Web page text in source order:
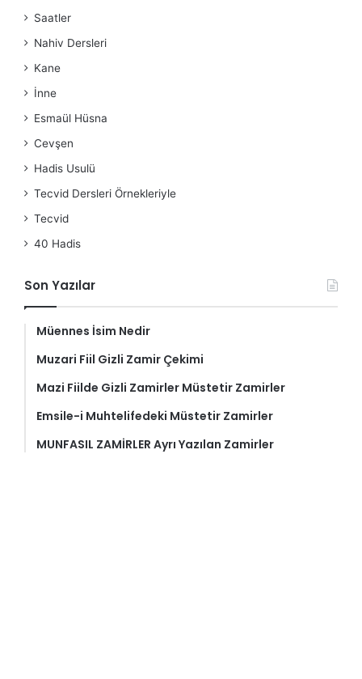
Saatler
Nahiv Dersleri
Kane
İnne
Esmaül Hüsna
Cevşen
Hadis Usulü
Tecvid Dersleri Örnekleriyle
Tecvid
40 Hadis
Son Yazılar
Müennes İsim Nedir
Muzari Fiil Gizli Zamir Çekimi
Mazi Fiilde Gizli Zamirler Müstetir Zamirler
Emsile-i Muhtelifedeki Müstetir Zamirler
MUNFASIL ZAMİRLER Ayrı Yazılan Zamirler